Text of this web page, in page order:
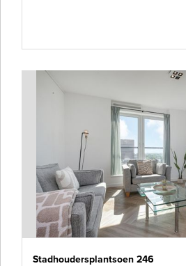
Stadhoudersplantsoen 246